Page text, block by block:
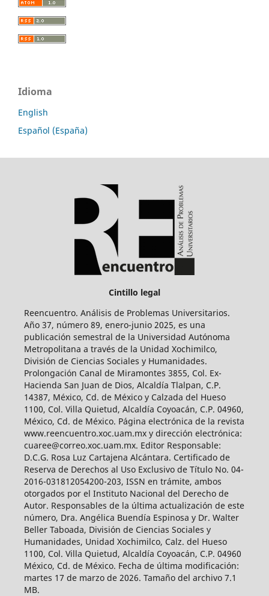
Idioma
English
Español (España)
Cintillo legal
Reencuentro. Análisis de Problemas Universitarios.
Año 37, número 89, enero-junio 2025, es una
publicación semestral de la Universidad Autónoma
Metropolitana a través de la Unidad Xochimilco,
División de Ciencias Sociales y Humanidades.
Prolongación Canal de Miramontes 3855, Col. Ex-
Hacienda San Juan de Dios, Alcaldía Tlalpan, C.P.
14387, México, Cd. de México y Calzada del Hueso
1100, Col. Villa Quietud, Alcaldía Coyoacán, C.P. 04960,
México, Cd. de México. Página electrónica de la revista
www.reencuentro.xoc.uam.mx y dirección electrónica:
cuaree@correo.xoc.uam.mx. Editor Responsable:
D.C.G. Rosa Luz Cartajena Alcántara. Certificado de
Reserva de Derechos al Uso Exclusivo de Título No. 04-
2016-031812054200-203, ISSN en trámite, ambos
otorgados por el Instituto Nacional del Derecho de
Autor. Responsables de la última actualización de este
número, Dra. Angélica Buendía Espinosa y Dr. Walter
Beller Taboada, División de Ciencias Sociales y
Humanidades, Unidad Xochimilco, Calz. del Hueso
1100, Col. Villa Quietud, Alcaldía Coyoacán, C.P. 04960
México, Cd. de México. Fecha de última modificación:
martes 17 de marzo de 2026. Tamaño del archivo 7.1
MB.